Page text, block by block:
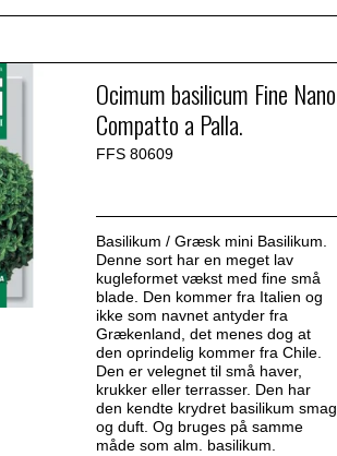
Ocimum basilicum Fine Nano
Compatto a Palla.
FFS 80609
Basilikum / Græsk mini Basilikum.
Denne sort har en meget lav
kugleformet vækst med fine små
blade. Den kommer fra Italien og
ikke som navnet antyder fra
Grækenland, det menes dog at
den oprindelig kommer fra Chile.
Den er velegnet til små haver,
krukker eller terrasser. Den har
den kendte krydret basilikum smag
og duft. Og bruges på samme
måde som alm. basilikum.